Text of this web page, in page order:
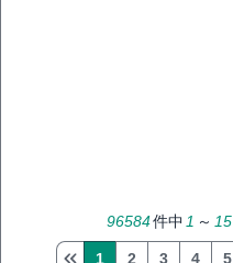
96584件中1 ～ 15
1 2 3 4 5